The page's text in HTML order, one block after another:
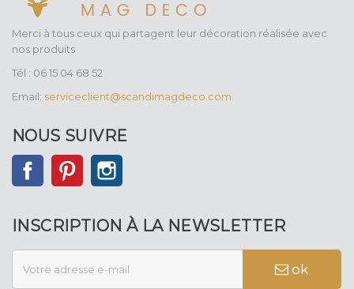
Merci à tous ceux qui partagent leur décoration réalisée avec
nos produits
Tél : 06 15 04 68 52
Email: serviceclient@scandimagdeco.com
NOUS SUIVRE
FacebookPinterest
INSCRIPTION À LA NEWSLETTER
ok